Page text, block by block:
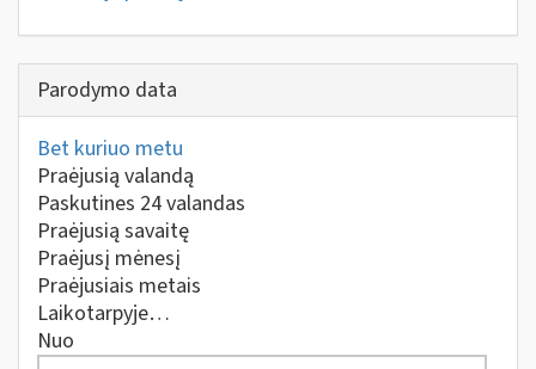
Parodymo data
Bet kuriuo metu
Praėjusią valandą
Paskutines 24 valandas
Praėjusią savaitę
Praėjusį mėnesį
Praėjusiais metais
Laikotarpyje…
Nuo